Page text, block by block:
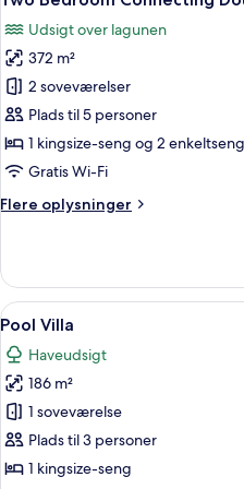
Jim
Thompson
alle
billeder
af
Two
Bedroom
Connecting
Double
Villa
Udsigt over lagunen
372 m²
2 soveværelser
Plads til 5 personer
1 kingsize-seng og 2
Gratis Wi-Fi
Flere oplysninger
Flere
Bedroom
Connecting
Double
Villa
Indlæs
alle
billeder
af
Pool
Villa
4
Pool Villa
Haveudsigt
186 m²
1 soveværelse
Plads til 3 personer
1 kingsize-seng